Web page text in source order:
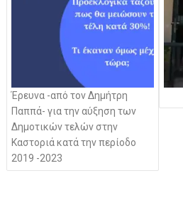
Έρευνα -από τον Δημήτρη
Παππά- για την αύξηση των
Δημοτικών τελών στην
Καστοριά κατά την περίοδο
2019 -2023